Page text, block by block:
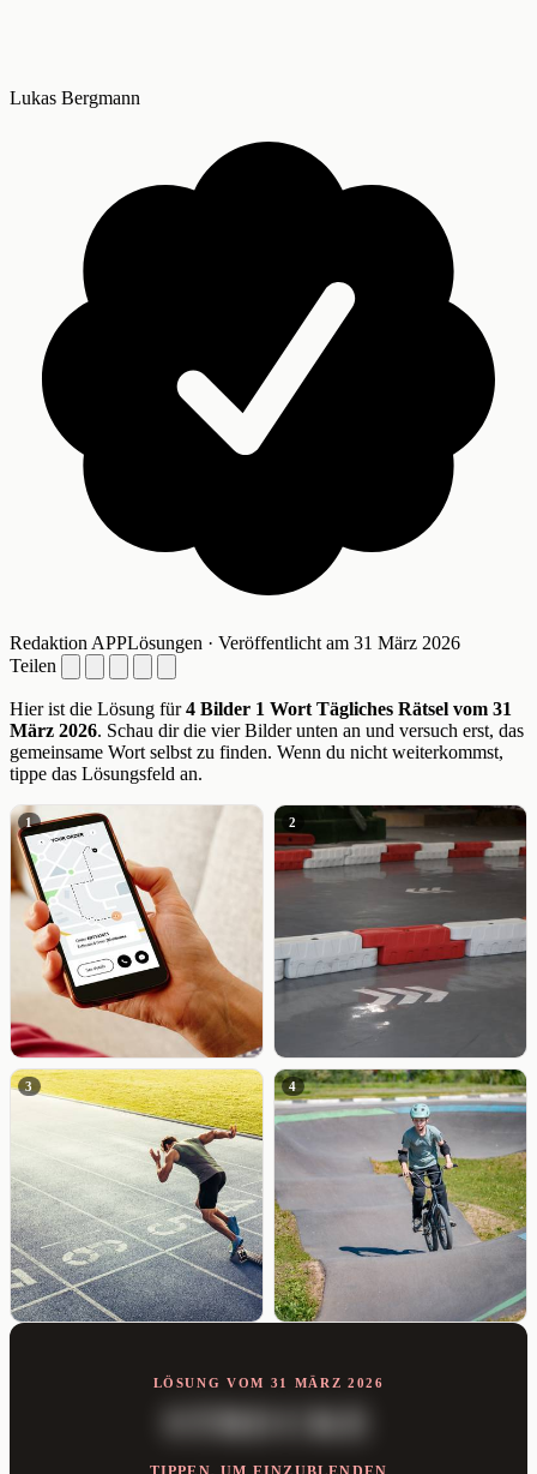
Lukas Bergmann
Redaktion APPLösungen · Veröffentlicht am 31 März 2026
Teilen
Hier ist die Lösung für4 Bilder 1 Wort Tägliches Rätsel vom 31
März 2026. Schau dir die vier Bilder unten an und versuch erst, das
gemeinsame Wort selbst zu finden. Wenn du nicht weiterkommst,
tippe das Lösungsfeld an.
1 2
3 4
LÖSUNG VOM 31 MÄRZ 2026
STRECKE